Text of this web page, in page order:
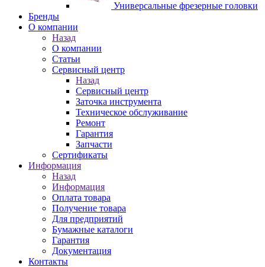
Универсальные фрезерные головки
Бренды
O компании
Назад
O компании
Статьи
Сервисный центр
Назад
Сервисный центр
Заточка инструмента
Техническое обслуживание
Ремонт
Гарантия
Запчасти
Сертификаты
Информация
Назад
Информация
Оплата товара
Получение товара
Для предприятий
Бумажные каталоги
Гарантия
Документация
Контакты